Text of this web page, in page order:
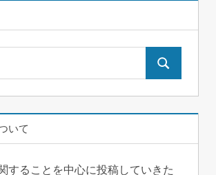
検
いて
することを中心に投稿していきた